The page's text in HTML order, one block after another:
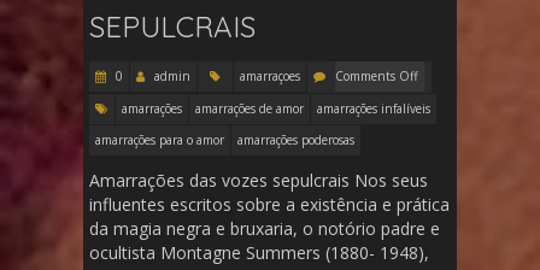
SEPULCRAIS
0 admin amarraçoes
Comments Off
amarrações
amarrações de amor
amarrações infalíveis
amarrações para o amor
amarrações poderosas
Amarrações das vozes sepulcrais Nos seus
influentes escritos sobre a existência e prática
da magia negra e bruxaria, o notório padre e
ocultista Montagne Summers (1880- 1948),